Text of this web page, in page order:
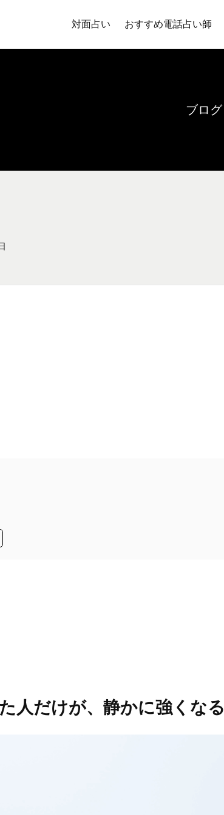
対面占い おすすめ電話占い師
ブログ
人だけが、静かに強くなる